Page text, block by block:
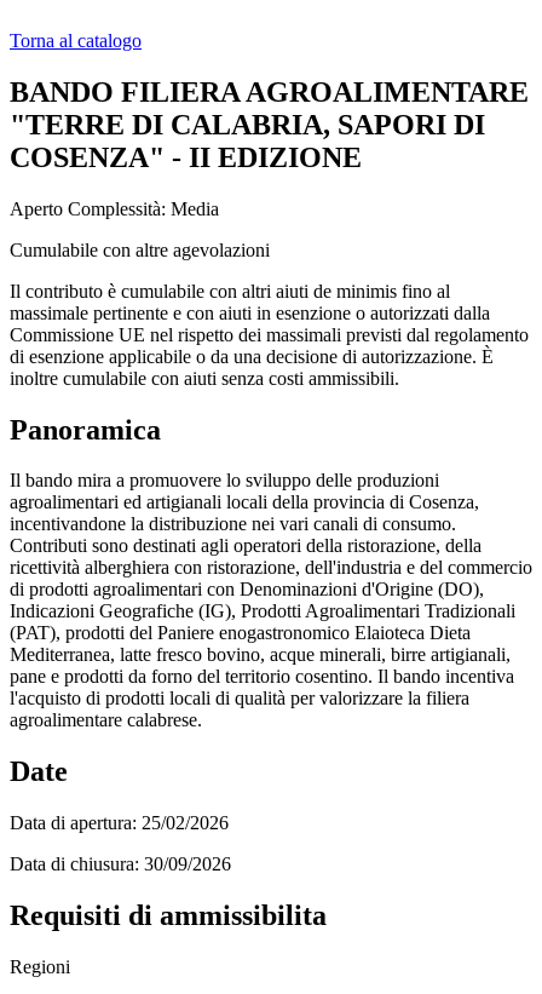
Torna al catalogo
BANDO FILIERA AGROALIMENTARE
"TERRE DI CALABRIA, SAPORI DI
COSENZA" - II EDIZIONE
Aperto Complessità: Media
Cumulabile con altre agevolazioni
Il contributo è cumulabile con altri aiuti de minimis fino al
massimale pertinente e con aiuti in esenzione o autorizzati dalla
Commissione UE nel rispetto dei massimali previsti dal regolamento
di esenzione applicabile o da una decisione di autorizzazione. È
inoltre cumulabile con aiuti senza costi ammissibili.
Panoramica
Il bando mira a promuovere lo sviluppo delle produzioni
agroalimentari ed artigianali locali della provincia di Cosenza,
incentivandone la distribuzione nei vari canali di consumo.
Contributi sono destinati agli operatori della ristorazione, della
ricettività alberghiera con ristorazione, dell'industria e del commercio
di prodotti agroalimentari con Denominazioni d'Origine (DO),
Indicazioni Geografiche (IG), Prodotti Agroalimentari Tradizionali
(PAT), prodotti del Paniere enogastronomico Elaioteca Dieta
Mediterranea, latte fresco bovino, acque minerali, birre artigianali,
pane e prodotti da forno del territorio cosentino. Il bando incentiva
l'acquisto di prodotti locali di qualità per valorizzare la filiera
agroalimentare calabrese.
Date
Data di apertura: 25/02/2026
Data di chiusura: 30/09/2026
Requisiti di ammissibilita
Regioni